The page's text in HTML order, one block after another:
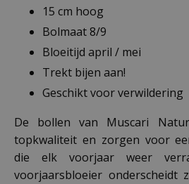
15 cm hoog
Bolmaat 8/9
Bloeitijd april / mei
Trekt bijen aan!
Geschikt voor verwildering
De bollen van Muscari
topkwaliteit en zorgen voor
die elk voorjaar weer
voorjaarsbloeier onderscheidt